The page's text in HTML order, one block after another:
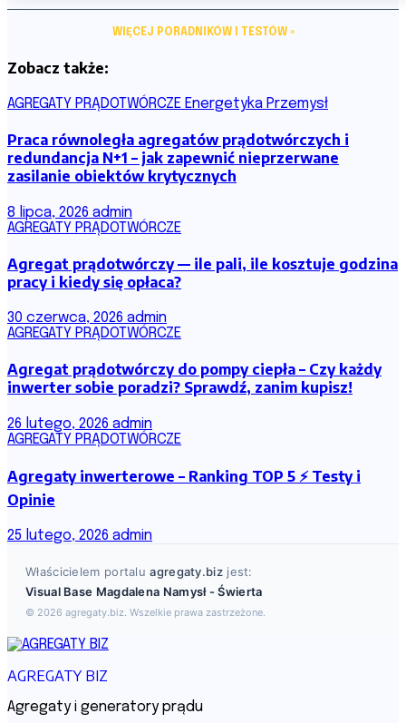
WIĘCEJ PORADNIKÓW I TESTÓW »
Zobacz także:
AGREGATY PRĄDOTWÓRCZE Energetyka Przemysł
Praca równoległa agregatów prądotwórczych i
redundancja N+1 – jak zapewnić nieprzerwane
zasilanie obiektów krytycznych
8 lipca, 2026 admin
AGREGATY PRĄDOTWÓRCZE
Agregat prądotwórczy — ile pali, ile kosztuje godzina
pracy i kiedy się opłaca?
30 czerwca, 2026 admin
AGREGATY PRĄDOTWÓRCZE
Agregat prądotwórczy do pompy ciepła – Czy każdy
inwerter sobie poradzi? Sprawdź, zanim kupisz!
26 lutego, 2026 admin
AGREGATY PRĄDOTWÓRCZE
Agregaty inwerterowe – Ranking TOP 5 ⚡ Testy i
Opinie
25 lutego, 2026 admin
Właścicielem portaluagregaty.bizjest:
Visual Base Magdalena Namysł - Świerta
© 2026 agregaty.biz. Wszelkie prawa zastrzeżone.
AGREGATY BIZ
Agregaty i generatory prądu